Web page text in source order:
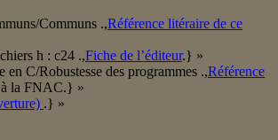
Communs .,Référence litéraire de ce
h : c24 .,Fiche de l’éditeur.} »
en C/Robustesse des programmes .,Référence
la FNAC.} »
.} »